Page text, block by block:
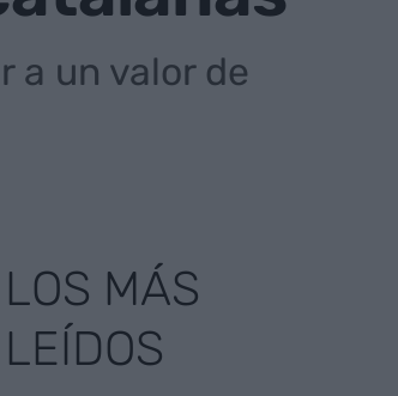
a un valor de
LOS MÁS
LEÍDOS